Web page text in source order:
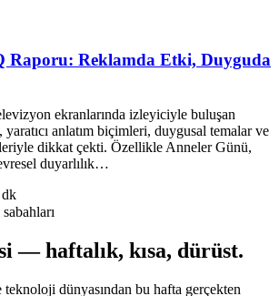
Raporu: Reklamda Etki, Duyguda
ekranlarında izleyiciyle buluşan
yaratıcı anlatım biçimleri, duygusal temalar ve
dikkat çekti. Özellikle Anneler Günü,
duyarlılık…
— haftalık, kısa, dürüst.
dünyasından bu hafta gerçekten